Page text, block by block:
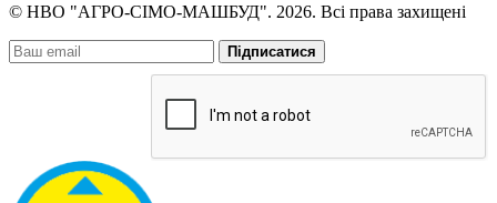
© НВО "АГРО-СІМО-МАШБУД". 2026. Всі права захищені
Підписатися